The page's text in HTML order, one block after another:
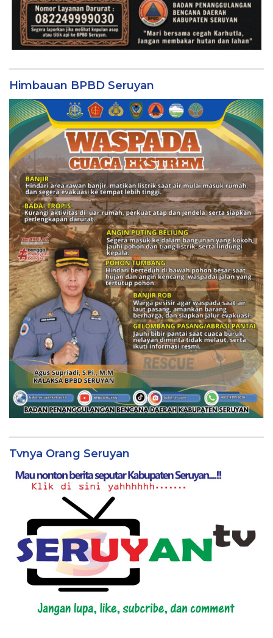
Himbauan BPBD Seruyan
Tvnya Orang Seruyan